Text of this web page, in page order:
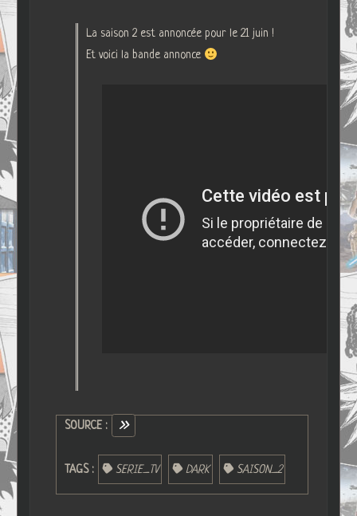
La saison 2 est annoncée pour le 21 juin !
Et voici la bande annonce
SOURCE :
TAGS : SERIE_TV DARK SAISON_2